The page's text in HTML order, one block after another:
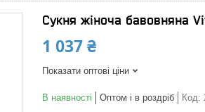
Сукня жіноча бавовняна
1 037 ₴
Показати оптові ціни
В наявності Оптом і в роздріб Код: